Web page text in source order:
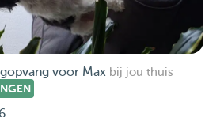
voor Max bij jou thuis